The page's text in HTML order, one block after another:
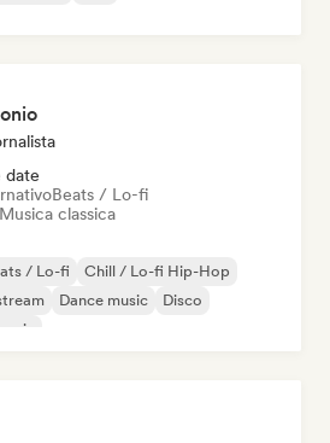
date
Beats / Lo-fi
Musica classica
/ Lo-fi
Chill / Lo-fi Hip-Hop
Dance music
Disco